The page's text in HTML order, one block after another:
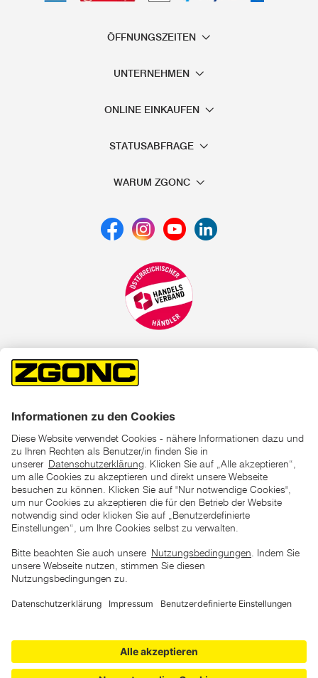
ÖFFNUNGSZEITEN
UNTERNEHMEN
ONLINE EINKAUFEN
STATUSABFRAGE
WARUM ZGONC
Tagen vor Beginn dieser Aktion verlangte Preis
unter den UVP Preisen auf dieser Website sind die
Copyright © 2026 ZGONC. Alle Rechte vorbehalten.
AGB Datenschutz Impressum Barrierefreiheitserklärung